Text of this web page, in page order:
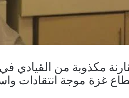
مكذوبة من القيادي
غزة موجة انتقادات